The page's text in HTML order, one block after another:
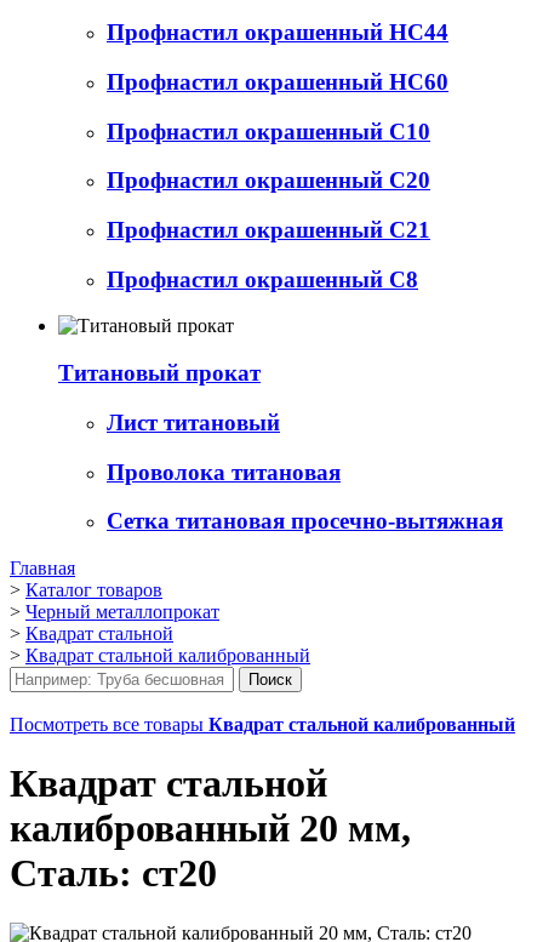
Профнастил окрашенный НС44
Профнастил окрашенный НС60
Профнастил окрашенный С10
Профнастил окрашенный С20
Профнастил окрашенный С21
Профнастил окрашенный С8
Титановый прокат
Лист титановый
Проволока титановая
Сетка титановая просечно-вытяжная
Главная
> Каталог товаров
> Черный металлопрокат
> Квадрат стальной
> Квадрат стальной калиброванный
Посмотреть все товары Квадрат стальной калиброванный
Квадрат стальной
калиброванный 20 мм,
Сталь: ст20